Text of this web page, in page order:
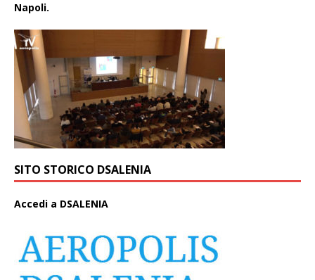
Napoli.
SITO STORICO DSALENIA
Accedi a DSALENIA